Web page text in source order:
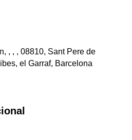
, , , 08810, Sant Pere de
el Garraf, Barcelona